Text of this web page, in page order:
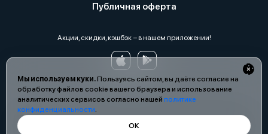
Мы используем куки.Пользуясь сайтом, вы даёте согласие на
обработку файлов cookie вашего браузера и использование
аналитических сервисов согласно нашей политике
конфиденциальности.
ОК
Публичная оферта
Акции, скидки, кэшбэк − в нашем приложении!